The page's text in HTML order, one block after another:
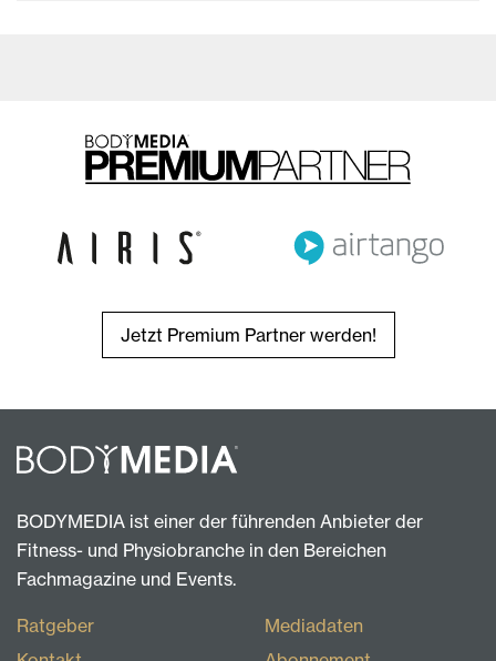
Jetzt Premium Partner werden!
BODYMEDIA ist einer der führenden Anbieter der
Fitness- und Physiobranche in den Bereichen
Fachmagazine und Events.
Ratgeber
Mediadaten